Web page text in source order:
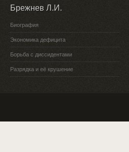
Брежнев Л.И.
Биография
Экономика дефицита
Борьба с диссидентами
Разрядка и её крушение